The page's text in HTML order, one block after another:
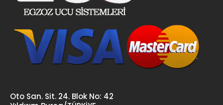
Oto San. Sit. 24. Blok No: 42